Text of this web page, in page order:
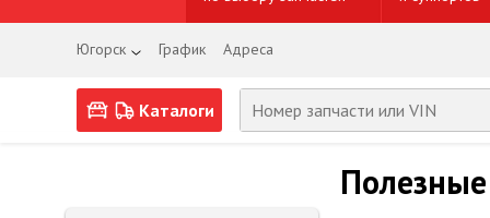
Югорск График Адреса
Каталоги